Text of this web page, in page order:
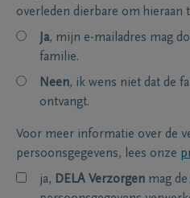
overleden dierbare om hieraan
Ja, mijn e-mailadres mag
familie.
Neen, ik wens niet dat de
ontvangt.
Voor meer informatie over de
persoonsgegevens, lees onze
ja, DELA Verzorgen mag